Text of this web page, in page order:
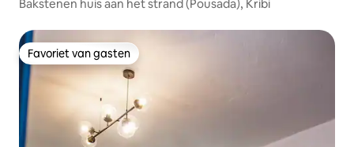
Bakstenen huis aan het strand (Pousada), Kribi
Favoriet van gasten
Favoriet van gasten